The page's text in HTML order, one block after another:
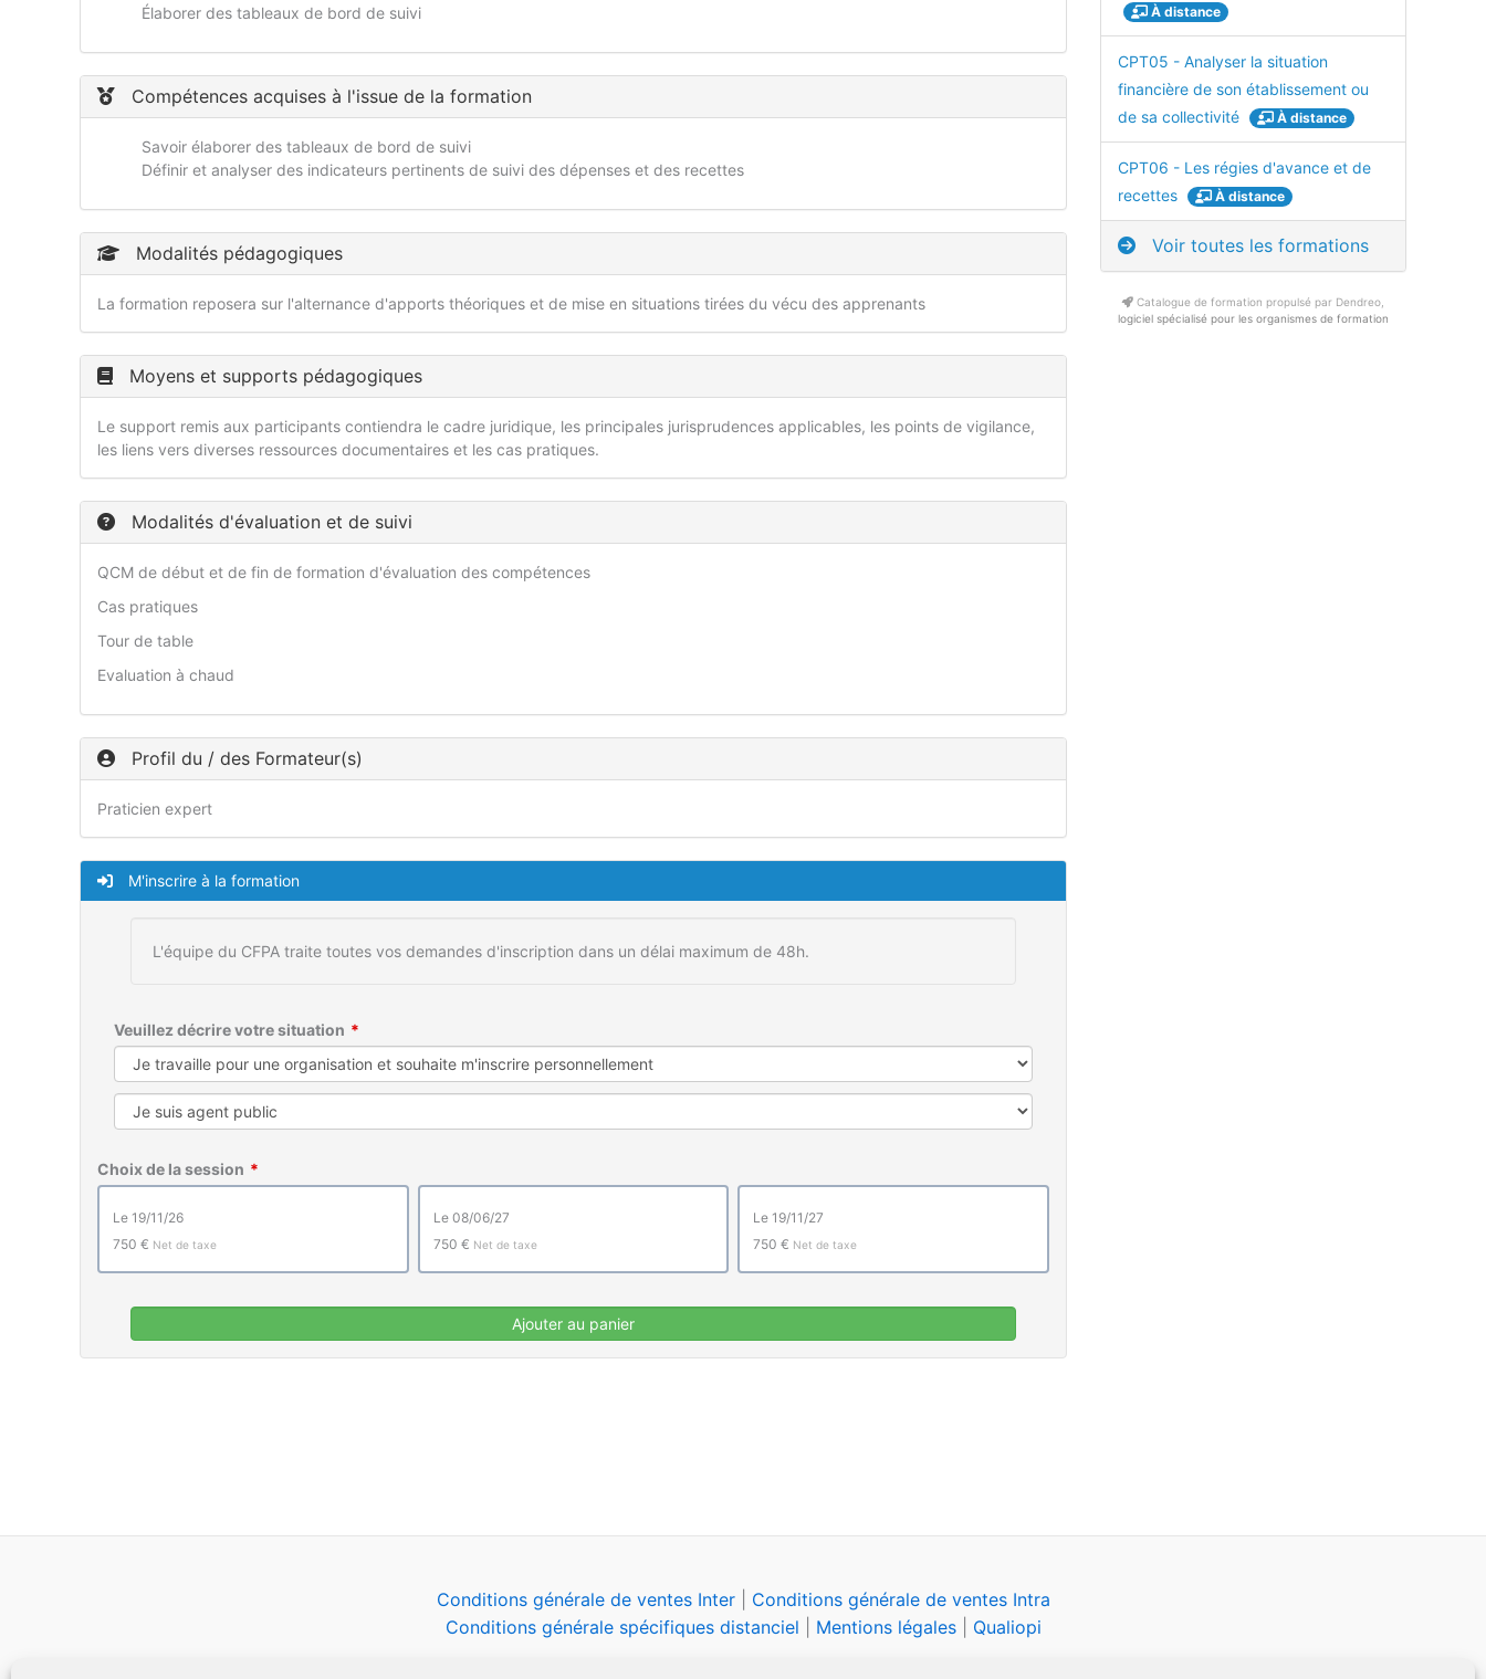
Élaborer des tableaux de bord de suivi
Compétences acquises à l'issue de la formation
Savoir élaborer des tableaux de bord de suivi
Définir et analyser des indicateurs pertinents de suivi des dépenses et des recettes
Modalités pédagogiques
La formation reposera sur l'alternance d'apports théoriques et de mise en situations tirées du vécu des apprenants
Moyens et supports pédagogiques
Le support remis aux participants contiendra le cadre juridique, les principales jurisprudences applicables, les points de vigilance,
les liens vers diverses ressources documentaires et les cas pratiques.
Modalités d'évaluation et de suivi
QCM de début et de fin de formation d'évaluation des compétences
Cas pratiques
Tour de table
Evaluation à chaud
Profil du / des Formateur(s)
Praticien expert
M'inscrire à la formation
L'équipe du CFPA traite toutes vos demandes d'inscription dans un délai maximum de 48h.
Veuillez décrire votre situation
Choix de la session
le 19/11/26
750 € Net de taxe
le 08/06/27
750 € Net de taxe
le 19/11/27
750 € Net de taxe
Ajouter au panier
À distance
CPT05 - Analyser la situation
financière de son établissement ou
de sa collectivité
À distance
CPT06 - Les régies d'avance et de
recettes
À distance
Voir toutes les formations
Catalogue de formation propulsé par Dendreo,
logiciel spécialisé pour les organismes de formation
Conditions générale de ventes Inter| Conditions générale de ventes Intra
Conditions générale spécifiques distanciel
Mentions légales| Qualiopi